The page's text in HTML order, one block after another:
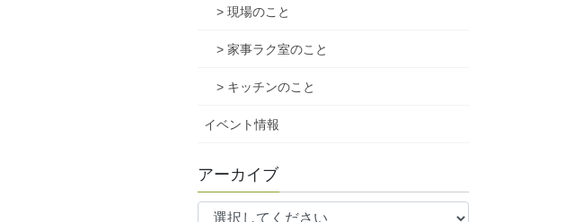
> 現場のこと
> 家事ラク室のこと
> キッチンのこと
イベント情報
アーカイブ